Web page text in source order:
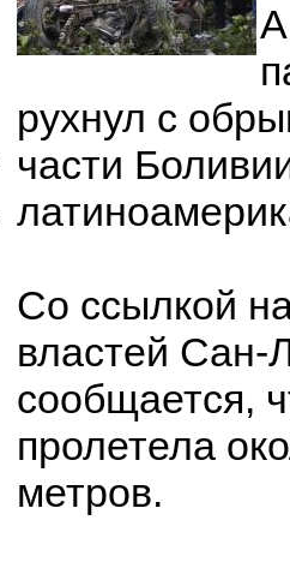
рухнул с
части
Со ссылкой
властей Сан-
сообщается,
пролетела
метров.